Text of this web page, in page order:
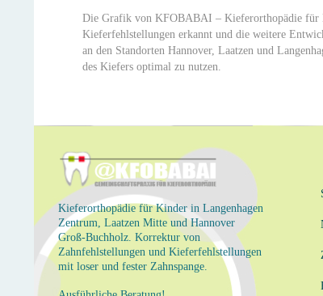
Die Grafik von KFOBABAI – Kieferorthopädie für
Kieferfehlstellungen erkannt und die weitere
an den Standorten Hannover, Laatzen und
des Kiefers optimal zu nutzen.
Kieferorthopädie für Kinder in Langenhagen
Zentrum, Laatzen Mitte und Hannover
Groß-Buchholz. Korrektur von
Zahnfehlstellungen und Kieferfehlstellungen
mit loser und fester Zahnspange.